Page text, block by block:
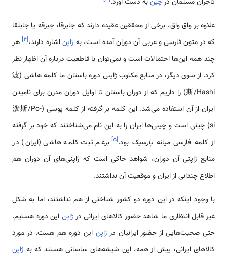
علاوه بر واق واق، برخی از محققین عقیده دارند که جابرقا، جبرقه یا جابلقا
که در متون فارسی و عربی آن دوران آمده است، به ژاپناشاره دارند،[۴]هر
چند همه این‌ها احتمالات است و نمی‌توان با قاطعیت درباره آن اظهار نظر
کرد. از سوی دیگر، در منابع مکتوب ژاپنی دوره باستان ما کلمه هاشی (波
斯/Hashi) را داریم که از دوران باستان تا اوایل دوران مدرن برای نامیدن
ایران از آن استفاده می‌شد. این کلمه بر گرفته از کلمه پوسی (泼斯/Po-
si) چینی است و چینی‌ها ایران را به این نام می‌شناختند که خود بر گرفته
از کلمه فارسی میانه پارسیک بود.[۵] برغم ثبت کلمه هاشی (ایران) در
منابع ژاپنی آن دوران، شواهد حاکی است که ژاپنی‌های آن دوران هم
اطلاع چندانی از ایران و موقعیت آن نداشتند.
با وجود اینکه در این دوره دو کشور شناختی از هم نداشتند، اما به شکل
غیر قابل انتظاری ما شاهد حضور کالاهای ایرانی در ژاپن این دوره هستیم.
حتی صحبت‌هایی از حضور ایرانیان در ژاپن این دوره هم هست. در مورد
کالاهای ایرانی، پیش از همه، این شیشه‌های ساسانی هستند که به ژاپن